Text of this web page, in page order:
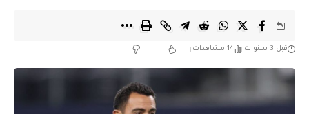
قبل 3 سنوات 14 مشاهدات